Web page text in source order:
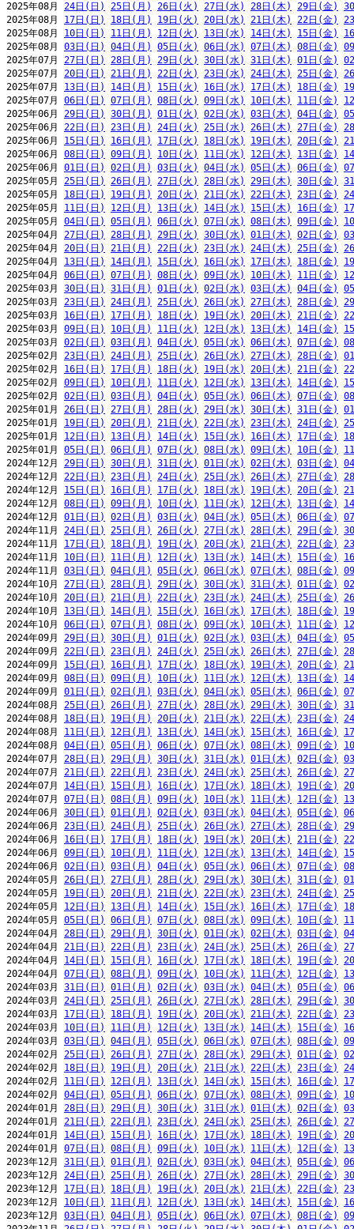
2025年08月 24日(日) 25日(月) 26日(火) 27日(水) 28日(木) 29日(金)
2025年08月 17日(日) 18日(月) 19日(火) 20日(水) 21日(木) 22日(金)
2025年08月 10日(日) 11日(月) 12日(火) 13日(水) 14日(木) 15日(金)
2025年08月 03日(日) 04日(月) 05日(火) 06日(水) 07日(木) 08日(金)
2025年07月 27日(日) 28日(月) 29日(火) 30日(水) 31日(木) 01日(金)
2025年07月 20日(日) 21日(月) 22日(火) 23日(水) 24日(木) 25日(金)
2025年07月 13日(日) 14日(月) 15日(火) 16日(水) 17日(木) 18日(金)
2025年07月 06日(日) 07日(月) 08日(火) 09日(水) 10日(木) 11日(金)
2025年06月 29日(日) 30日(月) 01日(火) 02日(水) 03日(木) 04日(金)
2025年06月 22日(日) 23日(月) 24日(火) 25日(水) 26日(木) 27日(金)
2025年06月 15日(日) 16日(月) 17日(火) 18日(水) 19日(木) 20日(金)
2025年06月 08日(日) 09日(月) 10日(火) 11日(水) 12日(木) 13日(金)
2025年06月 01日(日) 02日(月) 03日(火) 04日(水) 05日(木) 06日(金)
2025年05月 25日(日) 26日(月) 27日(火) 28日(水) 29日(木) 30日(金)
2025年05月 18日(日) 19日(月) 20日(火) 21日(水) 22日(木) 23日(金)
2025年05月 11日(日) 12日(月) 13日(火) 14日(水) 15日(木) 16日(金)
2025年05月 04日(日) 05日(月) 06日(火) 07日(水) 08日(木) 09日(金)
2025年04月 27日(日) 28日(月) 29日(火) 30日(水) 01日(木) 02日(金)
2025年04月 20日(日) 21日(月) 22日(火) 23日(水) 24日(木) 25日(金)
2025年04月 13日(日) 14日(月) 15日(火) 16日(水) 17日(木) 18日(金)
2025年04月 06日(日) 07日(月) 08日(火) 09日(水) 10日(木) 11日(金)
2025年03月 30日(日) 31日(月) 01日(火) 02日(水) 03日(木) 04日(金)
2025年03月 23日(日) 24日(月) 25日(火) 26日(水) 27日(木) 28日(金)
2025年03月 16日(日) 17日(月) 18日(火) 19日(水) 20日(木) 21日(金)
2025年03月 09日(日) 10日(月) 11日(火) 12日(水) 13日(木) 14日(金)
2025年03月 02日(日) 03日(月) 04日(火) 05日(水) 06日(木) 07日(金)
2025年02月 23日(日) 24日(月) 25日(火) 26日(水) 27日(木) 28日(金)
2025年02月 16日(日) 17日(月) 18日(火) 19日(水) 20日(木) 21日(金)
2025年02月 09日(日) 10日(月) 11日(火) 12日(水) 13日(木) 14日(金)
2025年02月 02日(日) 03日(月) 04日(火) 05日(水) 06日(木) 07日(金)
2025年01月 26日(日) 27日(月) 28日(火) 29日(水) 30日(木) 31日(金)
2025年01月 19日(日) 20日(月) 21日(火) 22日(水) 23日(木) 24日(金)
2025年01月 12日(日) 13日(月) 14日(火) 15日(水) 16日(木) 17日(金)
2025年01月 05日(日) 06日(月) 07日(火) 08日(水) 09日(木) 10日(金)
2024年12月 29日(日) 30日(月) 31日(火) 01日(水) 02日(木) 03日(金)
2024年12月 22日(日) 23日(月) 24日(火) 25日(水) 26日(木) 27日(金)
2024年12月 15日(日) 16日(月) 17日(火) 18日(水) 19日(木) 20日(金)
2024年12月 08日(日) 09日(月) 10日(火) 11日(水) 12日(木) 13日(金)
2024年12月 01日(日) 02日(月) 03日(火) 04日(水) 05日(木) 06日(金)
2024年11月 24日(日) 25日(月) 26日(火) 27日(水) 28日(木) 29日(金)
2024年11月 17日(日) 18日(月) 19日(火) 20日(水) 21日(木) 22日(金)
2024年11月 10日(日) 11日(月) 12日(火) 13日(水) 14日(木) 15日(金)
2024年11月 03日(日) 04日(月) 05日(火) 06日(水) 07日(木) 08日(金)
2024年10月 27日(日) 28日(月) 29日(火) 30日(水) 31日(木) 01日(金)
2024年10月 20日(日) 21日(月) 22日(火) 23日(水) 24日(木) 25日(金)
2024年10月 13日(日) 14日(月) 15日(火) 16日(水) 17日(木) 18日(金)
2024年10月 06日(日) 07日(月) 08日(火) 09日(水) 10日(木) 11日(金)
2024年09月 29日(日) 30日(月) 01日(火) 02日(水) 03日(木) 04日(金)
2024年09月 22日(日) 23日(月) 24日(火) 25日(水) 26日(木) 27日(金)
2024年09月 15日(日) 16日(月) 17日(火) 18日(水) 19日(木) 20日(金)
2024年09月 08日(日) 09日(月) 10日(火) 11日(水) 12日(木) 13日(金)
2024年09月 01日(日) 02日(月) 03日(火) 04日(水) 05日(木) 06日(金)
2024年08月 25日(日) 26日(月) 27日(火) 28日(水) 29日(木) 30日(金)
2024年08月 18日(日) 19日(月) 20日(火) 21日(水) 22日(木) 23日(金)
2024年08月 11日(日) 12日(月) 13日(火) 14日(水) 15日(木) 16日(金)
2024年08月 04日(日) 05日(月) 06日(火) 07日(水) 08日(木) 09日(金)
2024年07月 28日(日) 29日(月) 30日(火) 31日(水) 01日(木) 02日(金)
2024年07月 21日(日) 22日(月) 23日(火) 24日(水) 25日(木) 26日(金)
2024年07月 14日(日) 15日(月) 16日(火) 17日(水) 18日(木) 19日(金)
2024年07月 07日(日) 08日(月) 09日(火) 10日(水) 11日(木) 12日(金)
2024年06月 30日(日) 01日(月) 02日(火) 03日(水) 04日(木) 05日(金)
2024年06月 23日(日) 24日(月) 25日(火) 26日(水) 27日(木) 28日(金)
2024年06月 16日(日) 17日(月) 18日(火) 19日(水) 20日(木) 21日(金)
2024年06月 09日(日) 10日(月) 11日(火) 12日(水) 13日(木) 14日(金)
2024年06月 02日(日) 03日(月) 04日(火) 05日(水) 06日(木) 07日(金)
2024年05月 26日(日) 27日(月) 28日(火) 29日(水) 30日(木) 31日(金)
2024年05月 19日(日) 20日(月) 21日(火) 22日(水) 23日(木) 24日(金)
2024年05月 12日(日) 13日(月) 14日(火) 15日(水) 16日(木) 17日(金)
2024年05月 05日(日) 06日(月) 07日(火) 08日(水) 09日(木) 10日(金)
2024年04月 28日(日) 29日(月) 30日(火) 01日(水) 02日(木) 03日(金)
2024年04月 21日(日) 22日(月) 23日(火) 24日(水) 25日(木) 26日(金)
2024年04月 14日(日) 15日(月) 16日(火) 17日(水) 18日(木) 19日(金)
2024年04月 07日(日) 08日(月) 09日(火) 10日(水) 11日(木) 12日(金)
2024年03月 31日(日) 01日(月) 02日(火) 03日(水) 04日(木) 05日(金)
2024年03月 24日(日) 25日(月) 26日(火) 27日(水) 28日(木) 29日(金)
2024年03月 17日(日) 18日(月) 19日(火) 20日(水) 21日(木) 22日(金)
2024年03月 10日(日) 11日(月) 12日(火) 13日(水) 14日(木) 15日(金)
2024年03月 03日(日) 04日(月) 05日(火) 06日(水) 07日(木) 08日(金)
2024年02月 25日(日) 26日(月) 27日(火) 28日(水) 29日(木) 01日(金)
2024年02月 18日(日) 19日(月) 20日(火) 21日(水) 22日(木) 23日(金)
2024年02月 11日(日) 12日(月) 13日(火) 14日(水) 15日(木) 16日(金)
2024年02月 04日(日) 05日(月) 06日(火) 07日(水) 08日(木) 09日(金)
2024年01月 28日(日) 29日(月) 30日(火) 31日(水) 01日(木) 02日(金)
2024年01月 21日(日) 22日(月) 23日(火) 24日(水) 25日(木) 26日(金)
2024年01月 14日(日) 15日(月) 16日(火) 17日(水) 18日(木) 19日(金)
2024年01月 07日(日) 08日(月) 09日(火) 10日(水) 11日(木) 12日(金)
2023年12月 31日(日) 01日(月) 02日(火) 03日(水) 04日(木) 05日(金)
2023年12月 24日(日) 25日(月) 26日(火) 27日(水) 28日(木) 29日(金)
2023年12月 17日(日) 18日(月) 19日(火) 20日(水) 21日(木) 22日(金)
2023年12月 10日(日) 11日(月) 12日(火) 13日(水) 14日(木) 15日(金)
2023年12月 03日(日) 04日(月) 05日(火) 06日(水) 07日(木) 08日(金)